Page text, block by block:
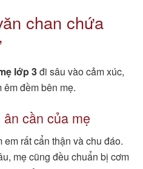
chan chứa
lớp 3đi sâu vào cảm xúc,
đềm bên mẹ.
cần của mẹ
rất cẩn thận và chu đáo.
mẹ cũng đều chuẩn bị cơm